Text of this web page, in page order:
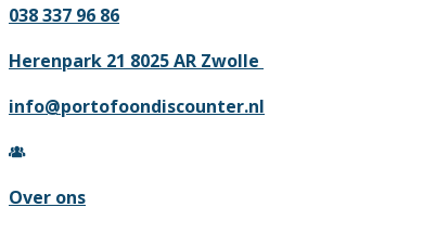
038 337 96 86
Herenpark 21 8025 AR Zwolle
info@portofoondiscounter.nl
Over ons